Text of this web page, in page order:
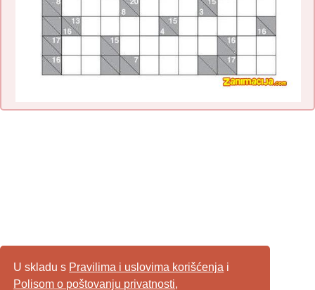
U skladu s Pravilima i uslovima korišćenja i
Polisom o poštovanju privatnosti,